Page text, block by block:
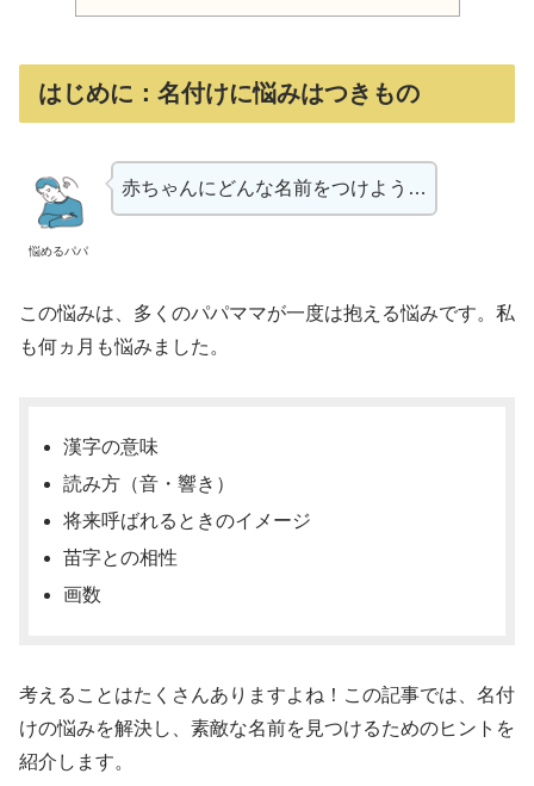
はじめに：名付けに悩みはつきもの
悩めるパパ
赤ちゃんにどんな名前をつけよう…
この悩みは、多くのパパママが一度は抱える悩みです。私
も何ヵ月も悩みました。
漢字の意味
読み方（音・響き）
将来呼ばれるときのイメージ
苗字との相性
画数
考えることはたくさんありますよね！この記事では、名付
けの悩みを解決し、素敵な名前を見つけるためのヒントを
紹介します。